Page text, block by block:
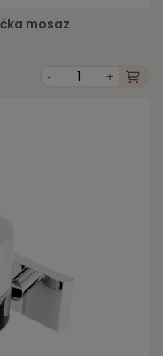
mosaz
- +